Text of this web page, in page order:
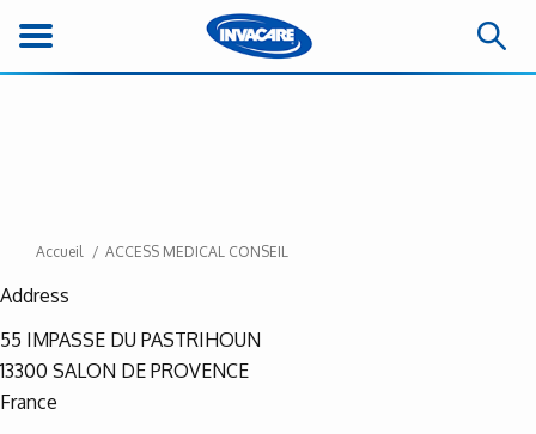
Accueil ACCESS MEDICAL CONSEIL
Address
55 IMPASSE DU PASTRIHOUN
13300 SALON DE PROVENCE
France